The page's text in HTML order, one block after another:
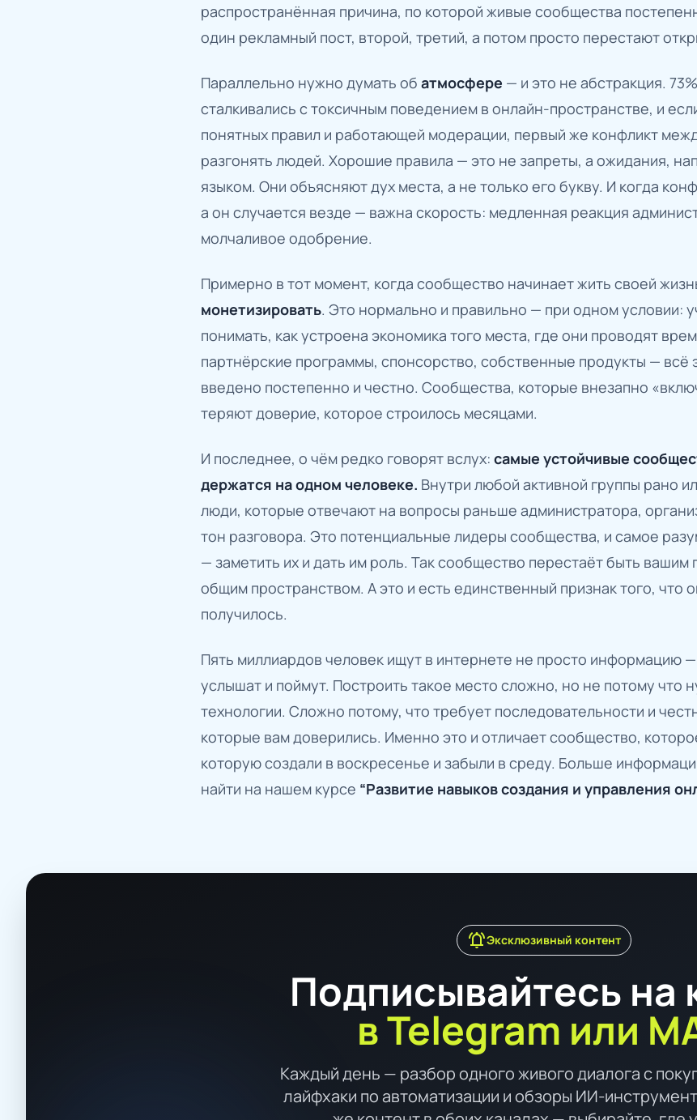
распространённая причина, по которой живые сообщества
один рекламный пост, второй, третий, а потом просто перестают
Параллельно нужно думать об атмосфере — и это не абстракция.
сталкивались с токсичным поведением в онлайн-пространстве, и
понятных правил и работающей модерации, первый же конфликт
разгонять людей. Хорошие правила — это не запреты, а ожидания,
языком. Они объясняют дух места, а не только его букву. И когда
а он случается везде — важна скорость: медленная реакция
молчаливое одобрение.
Примерно в тот момент, когда сообщество начинает жить своей
монетизировать. Это нормально и правильно — при одном условии:
понимать, как устроена экономика того места, где они проводят
партнёрские программы, спонсорство, собственные продукты — всё
введено постепенно и честно. Сообщества, которые внезапно
теряют доверие, которое строилось месяцами.
И последнее, о чём редко говорят вслух: самые устойчивые
держатся на одном человеке. Внутри любой активной группы рано
люди, которые отвечают на вопросы раньше администратора,
тон разговора. Это потенциальные лидеры сообщества, и самое
— заметить их и дать им роль. Так сообщество перестаёт быть вашим
общим пространством. А это и есть единственный признак того, что
получилось.
Пять миллиардов человек ищут в интернете не просто информацию
услышат и поймут. Построить такое место сложно, но не потому что
технологии. Сложно потому, что требует последовательности и
которые вам доверились. Именно это и отличает сообщество,
которую создали в воскресенье и забыли в среду. Больше
найти на нашем курсе “Развитие навыков создания и управления
notifications_activeЭксклюзивный контент
Подписывайтесь на
в Telegram или
Каждый день — разбор одного живого диалога с
лайфхаки по автоматизации и обзоры ИИ-